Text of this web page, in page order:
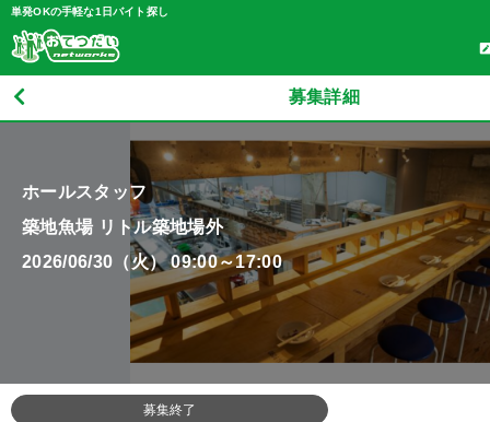
単発OKの手軽な1日バイト探し
募集詳細
ホールスタッフ
築地魚場 リトル築地場外
2026/06/30（火） 09:00～17:00
募集終了